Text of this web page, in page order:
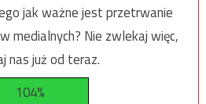
jak ważne jest przetrwanie
medialnych? Nie zwlekaj więc,
nas już od teraz.
104%